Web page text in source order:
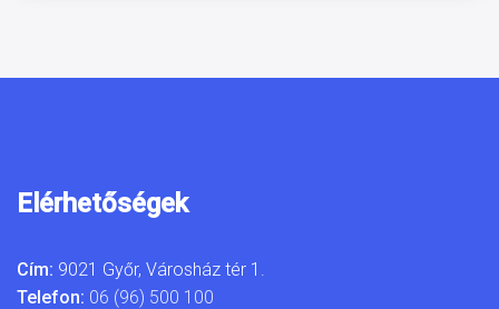
Elérhetőségek
Cím: 9021 Győr, Városház tér 1.
Telefon: 06 (96) 500 100